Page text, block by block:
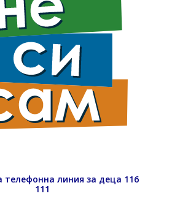
телефонна линия за деца 116
111